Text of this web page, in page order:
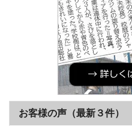
お客様の声（最新３件）